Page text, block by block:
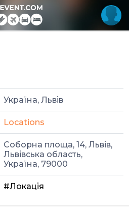
Україна, Львів
Locations
Соборна площа, 14, Львів,
Львівська область,
Україна, 79000
#Локація